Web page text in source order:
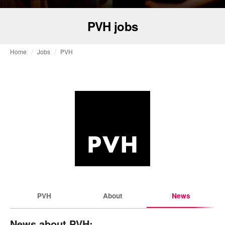
PVH jobs
Home Jobs PVH
PVH About News